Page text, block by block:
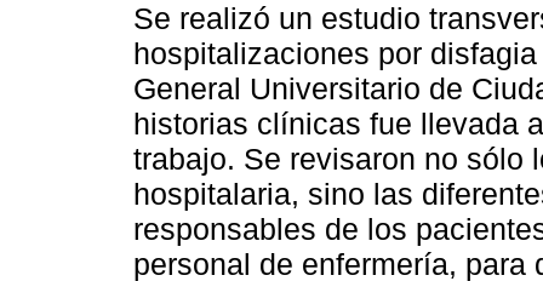
Se realizó un estudio
hospitalizaciones por
General Universitario de
historias clínicas fue llevada
trabajo. Se revisaron no sólo
hospitalaria, sino las
responsables de los
personal de enfermería, para